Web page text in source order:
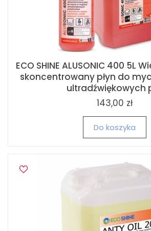
ECO SHINE ALUSONIC 400 5L
skoncentrowany płyn do
ultradźwiękowych
143,00 zł
Do koszyka